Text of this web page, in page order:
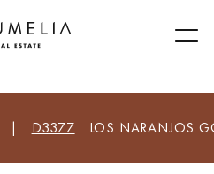
D3377 LOS NARANJOS